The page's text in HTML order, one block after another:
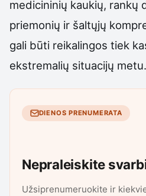
medicininių kaukių, rankų
priemonių ir šaltųjų
gali būti reikalingos tiek
ekstremalių situacijų metu.
DIENOS PRENUMERATA
Nepraleiskite
Užsiprenumeruokite ir